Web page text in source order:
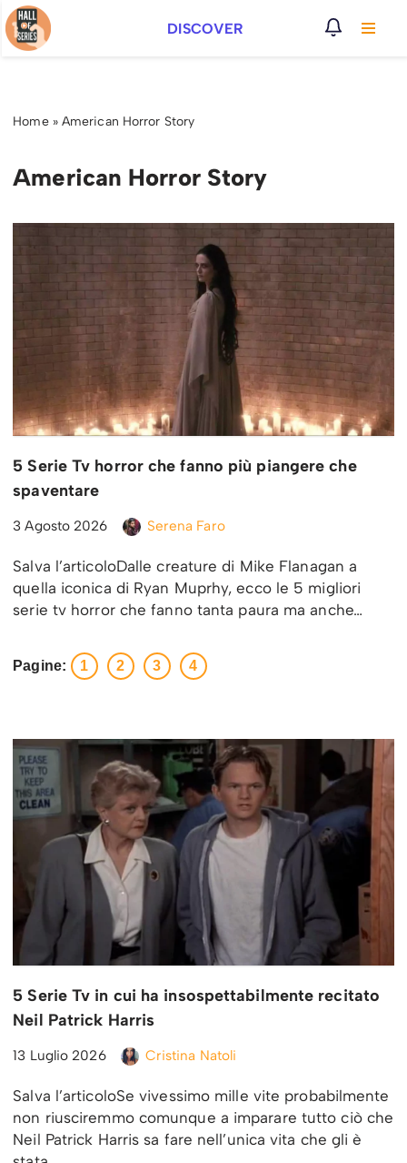
Vai
DISCOVER
Home» American Horror Story
American Horror Story
5 Serie Tv horror che fanno più piangere che
spaventare
3 Agosto 2026 Serena Faro
Salva l’articoloDalle creature di Mike Flanagan a
quella iconica di Ryan Muprhy, ecco le 5 migliori
serie tv horror che fanno tanta paura ma anche…
Pagine: 1 2 3 4
5 Serie Tv in cui ha insospettabilmente recitato
Neil Patrick Harris
13 Luglio 2026 Cristina Natoli
Salva l’articoloSe vivessimo mille vite probabilmente
non riusciremmo comunque a imparare tutto ciò che
Neil Patrick Harris sa fare nell’unica vita che gli è